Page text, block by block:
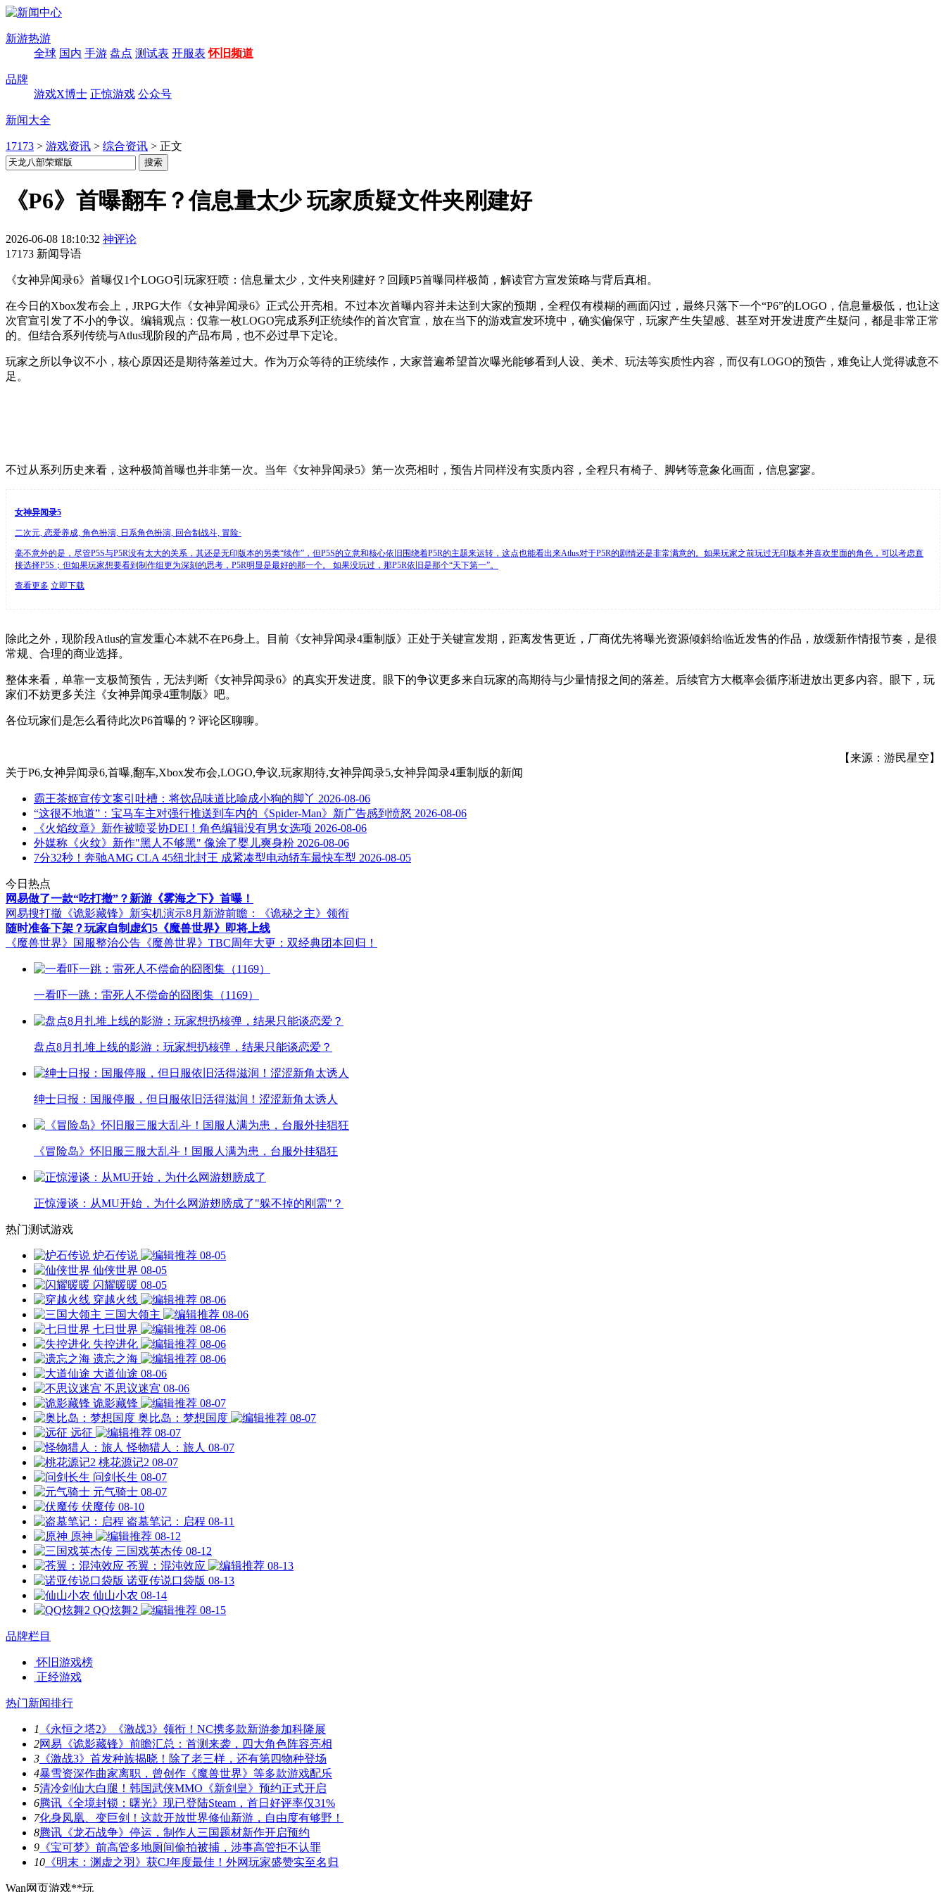
新游热游
全球 国内 手游 盘点 测试表 开服表 怀旧频道
品牌
游戏X博士 正惊游戏 公众号
新闻大全
17173 > 游戏资讯 > 综合资讯 > 正文
《P6》首曝翻车？信息量太少 玩家质疑文件夹刚建好
2026-06-08 18:10:32 神评论
17173 新闻导语
《女神异闻录6》首曝仅1个LOGO引玩家狂喷：信息量太少，文件夹刚建好？回顾P5首曝同样极简，解读官方宣发策略与背后真相。
在今日的Xbox发布会上，JRPG大作《女神异闻录6》正式公开亮相。不过本次首曝内容并未达到大家的预期，全程仅有模糊的画面闪过，最终只落下一个“P6”的LOGO，信息量极低，也让这
次官宣引发了不小的争议。 编辑观点： 仅靠一枚LOGO完成系列正统续作的首次官宣，放在当下的游戏宣发环境中，确实偏保守，玩家产生失望感、甚至对开发进度产生疑问，都是非常正常
的。但结合系列传统与Atlus现阶段的产品布局，也不必过早下定论。
玩家之所以争议不小，核心原因还是期待落差过大。作为万众等待的正统续作，大家普遍希望首次曝光能够看到人设、美术、玩法等实质性内容，而仅有LOGO的预告，难免让人觉得诚意不
足。
不过从系列历史来看，这种极简首曝也并非第一次。当年《女神异闻录5》第一次亮相时，预告片同样没有实质内容，全程只有椅子、脚铐等意象化画面，信息寥寥。
女神异闻录5
二次元, 恋爱养成, 角色扮演, 日系角色扮演, 回合制战斗, 冒险·
毫不意外的是，尽管P5S与P5R没有太大的关系，其还是无印版本的另类“续作”，但P5S的立意和核心依旧围绕着P5R的主题来运转，这点也能看出来Atlus对于P5R的剧情还是非常满意的。如果玩家之前玩过无印版本并喜欢里面的角色，可以考虑直
接选择P5S；但如果玩家想要看到制作组更为深刻的思考，P5R明显是最好的那一个。 如果没玩过，那P5R依旧是那个“天下第一”。
查看更多 立即下载
除此之外，现阶段Atlus的宣发重心本就不在P6身上。目前《女神异闻录4重制版》正处于关键宣发期，距离发售更近，厂商优先将曝光资源倾斜给临近发售的作品，放缓新作情报节奏，是很
常规、合理的商业选择。
整体来看，单靠一支极简预告，无法判断《女神异闻录6》的真实开发进度。眼下的争议更多来自玩家的高期待与少量情报之间的落差。后续官方大概率会循序渐进放出更多内容。眼下，玩
家们不妨更多关注《女神异闻录4重制版》吧。
各位玩家们是怎么看待此次P6首曝的？评论区聊聊。
【来源：游民星空】
关于P6,女神异闻录6,首曝,翻车,Xbox发布会,LOGO,争议,玩家期待,女神异闻录5,女神异闻录4重制版的新闻
霸王茶姬宣传文案引吐槽：将饮品味道比喻成小狗的脚丫 2026-08-06
“这很不地道”：宝马车主对强行推送到车内的《Spider-Man》新广告感到愤怒 2026-08-06
《火焰纹章》新作被喷妥协DEI！角色编辑没有男女选项 2026-08-06
外媒称《火纹》新作"黑人不够黑" 像涂了婴儿爽身粉 2026-08-06
7分32秒！奔驰AMG CLA 45纽北封王 成紧凑型电动轿车最快车型 2026-08-05
今日热点
网易做了一款“吃打撤”？新游《雾海之下》首曝！
网易搜打撤《诡影藏锋》新实机演示8月新游前瞻：《诡秘之主》领衔
随时准备下架？玩家自制虚幻5《魔兽世界》即将上线
《魔兽世界》国服整治公告 《魔兽世界》TBC周年大更：双经典团本回归！
一看吓一跳：雷死人不偿命的囧图集（1169）
盘点8月扎堆上线的影游：玩家想扔核弹，结果只能谈恋爱？
绅士日报：国服停服，但日服依旧活得滋润！涩涩新角太诱人
《冒险岛》怀旧服三服大乱斗！国服人满为患，台服外挂猖狂
正惊漫谈：从MU开始，为什么网游翅膀成了"躲不掉的刚需"？
热门测试游戏
炉石传说
08-05
仙侠世界 08-05
闪耀暖暖 08-05
穿越火线
08-06
三国大领主
08-06
七日世界
08-06
失控进化
08-06
遗忘之海
08-06
大道仙途 08-06
不思议迷宫 08-06
诡影藏锋
08-07
奥比岛：梦想国度
08-07
远征
08-07
怪物猎人：旅人 08-07
桃花源记2 08-07
问剑长生 08-07
元气骑士 08-07
伏魔传 08-10
盗墓笔记：启程 08-11
原神
08-12
三国戏英杰传 08-12
苍翼：混沌效应
08-13
诺亚传说口袋版 08-13
仙山小农 08-14
QQ炫舞2
08-15
品牌栏目
怀旧游戏榜
正经游戏
热门新闻排行
1
《永恒之塔2》《激战3》领衔！NC携多款新游参加科隆展
2网易《诡影藏锋》前瞻汇总：首测来袭，四大角色阵容亮相
3 《激战3》首发种族揭晓！除了老三样，还有第四物种登场
4暴雪资深作曲家离职，曾创作《魔兽世界》等多款游戏配乐
5清冷剑仙大白腿！韩国武侠MMO《新剑皇》预约正式开启
6腾讯《全境封锁：曙光》现已登陆Steam，首日好评率仅31%
7化身凤凰、变巨剑！这款开放世界修仙新游，自由度有够野！
8腾讯《龙石战争》停运，制作人三国题材新作开启预约
9 《宝可梦》前高管多地厕间偷拍被捕，涉事高管拒不认罪
10 《明末：渊虚之羽》获CJ年度最佳！外网玩家盛赞实至名归
Wan网页游戏**玩